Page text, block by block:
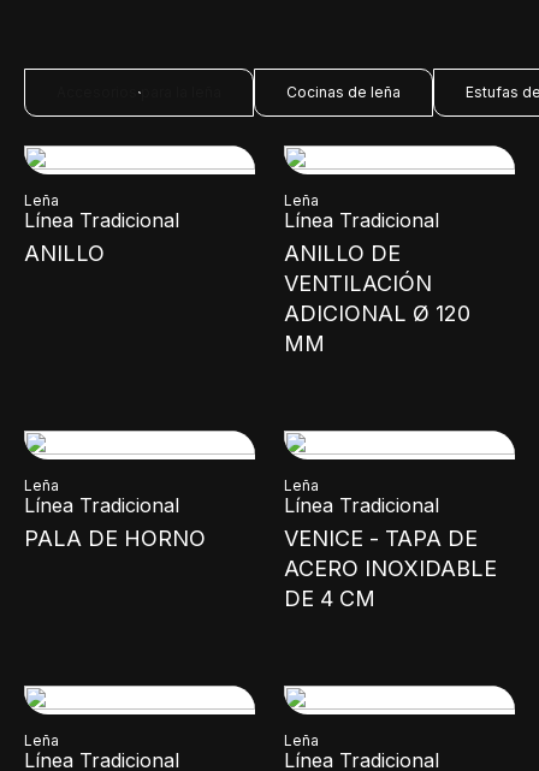
Accesorios para la leña Cocinas de leña Estufas
Leña
Línea Tradicional
ANILLO
Leña
Línea Tradicional
ANILLO DE
VENTILACIÓN
ADICIONAL Ø 120
MM
Leña
Línea Tradicional
PALA DE HORNO
Leña
Línea Tradicional
VENICE - TAPA DE
ACERO INOXIDABLE
DE 4 CM
Leña
Línea Tradicional
Leña
Línea Tradicional